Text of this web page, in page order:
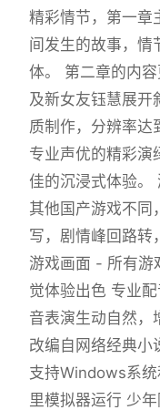
精彩情节，第一章
间发生的故事，情
体。 第二章的内
及新女友钰慧展开
质制作，分辨率达
专业声优的精彩演
佳的沉浸式体验。
其他国产游戏不同
写，剧情峰回路转
游戏画面 - 所有游
觉体验出色 专业
音表演生动自然，
改编自网络经典小
支持Windows系
里模拟器运行 少